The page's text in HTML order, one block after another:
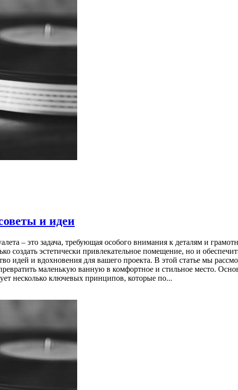
и идеи
– это задача, требующая особого внимания к деталям и
создать эстетически привлекательное помещение, но и
идей и вдохновения для вашего проекта. В этой статье мы
маленькую ванную в комфортное и стильное место.
несколько ключевых принципов, которые по...